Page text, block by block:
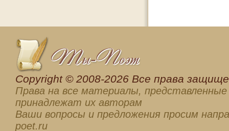
Сopyright © 2008-2026 Все права
Права на все материалы, представленные
принадлежат их авторам
Ваши вопросы и предложения просим
poet.ru